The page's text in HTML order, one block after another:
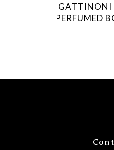
GATTINONI
PERFUMED